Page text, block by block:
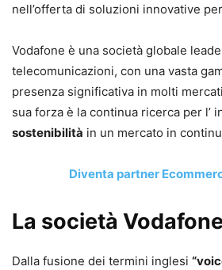
nell’offerta di soluzioni innovative
Vodafone è una società globale
telecomunicazioni, con una vasta
presenza significativa in molti
sua forza è la continua ricerca per l’
sostenibilità in un mercato in
Diventa partner
La società
Dalla fusione dei termini inglesi